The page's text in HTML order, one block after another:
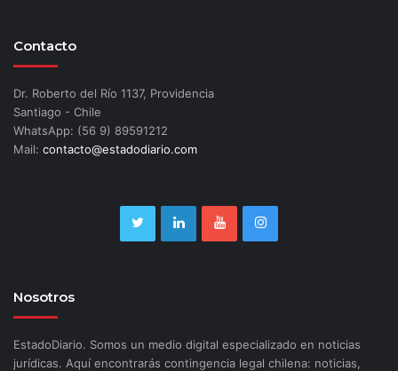
Contacto
Dr. Roberto del Río 1137, Providencia
Santiago - Chile
WhatsApp: (56 9) 89591212
Mail: contacto@estadodiario.com
Nosotros
EstadoDiario. Somos un medio digital especializado en noticias
jurídicas. Aquí encontrarás contingencia legal chilena: noticias,